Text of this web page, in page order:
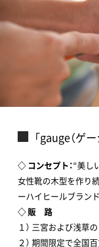
「gauge（ゲ
◇ コンセプト：“美し
女性靴の木型を作り
ーハイヒールブランド
◇ 販 路
１） 三宮および浅草
２） 期間限定で全国